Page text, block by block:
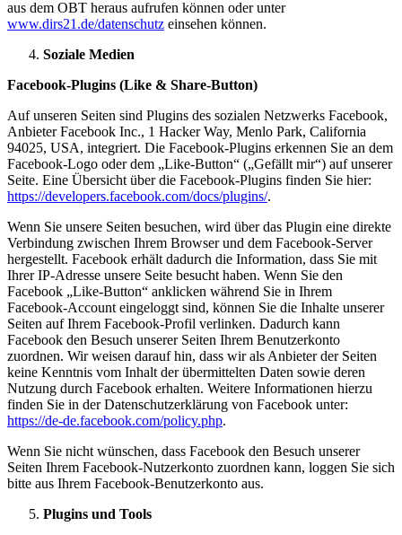
aus dem OBT heraus aufrufen können oder unter
www.dirs21.de/datenschutz einsehen können.
Soziale Medien
Facebook-Plugins (Like & Share-Button)
Auf unseren Seiten sind Plugins des sozialen Netzwerks Facebook,
Anbieter Facebook Inc., 1 Hacker Way, Menlo Park, California
94025, USA, integriert. Die Facebook-Plugins erkennen Sie an dem
Facebook-Logo oder dem „Like-Button“ („Gefällt mir“) auf unserer
Seite. Eine Übersicht über die Facebook-Plugins finden Sie hier:
https://developers.facebook.com/docs/plugins/.
Wenn Sie unsere Seiten besuchen, wird über das Plugin eine direkte
Verbindung zwischen Ihrem Browser und dem Facebook-Server
hergestellt. Facebook erhält dadurch die Information, dass Sie mit
Ihrer IP-Adresse unsere Seite besucht haben. Wenn Sie den
Facebook „Like-Button“ anklicken während Sie in Ihrem
Facebook-Account eingeloggt sind, können Sie die Inhalte unserer
Seiten auf Ihrem Facebook-Profil verlinken. Dadurch kann
Facebook den Besuch unserer Seiten Ihrem Benutzerkonto
zuordnen. Wir weisen darauf hin, dass wir als Anbieter der Seiten
keine Kenntnis vom Inhalt der übermittelten Daten sowie deren
Nutzung durch Facebook erhalten. Weitere Informationen hierzu
finden Sie in der Datenschutzerklärung von Facebook unter:
https://de-de.facebook.com/policy.php.
Wenn Sie nicht wünschen, dass Facebook den Besuch unserer
Seiten Ihrem Facebook-Nutzerkonto zuordnen kann, loggen Sie sich
bitte aus Ihrem Facebook-Benutzerkonto aus.
Plugins und Tools